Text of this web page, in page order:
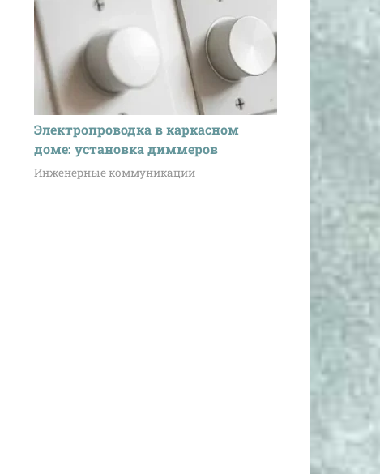
Электропроводка в каркасном
доме: установка диммеров
Инженерные коммуникации